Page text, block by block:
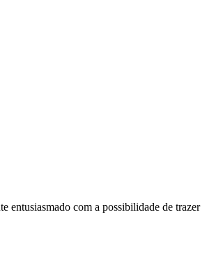
entusiasmado com a possibilidade de trazer